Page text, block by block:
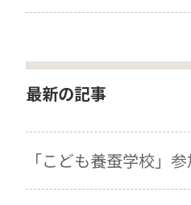
最新の記事
「こども養蚕学校」